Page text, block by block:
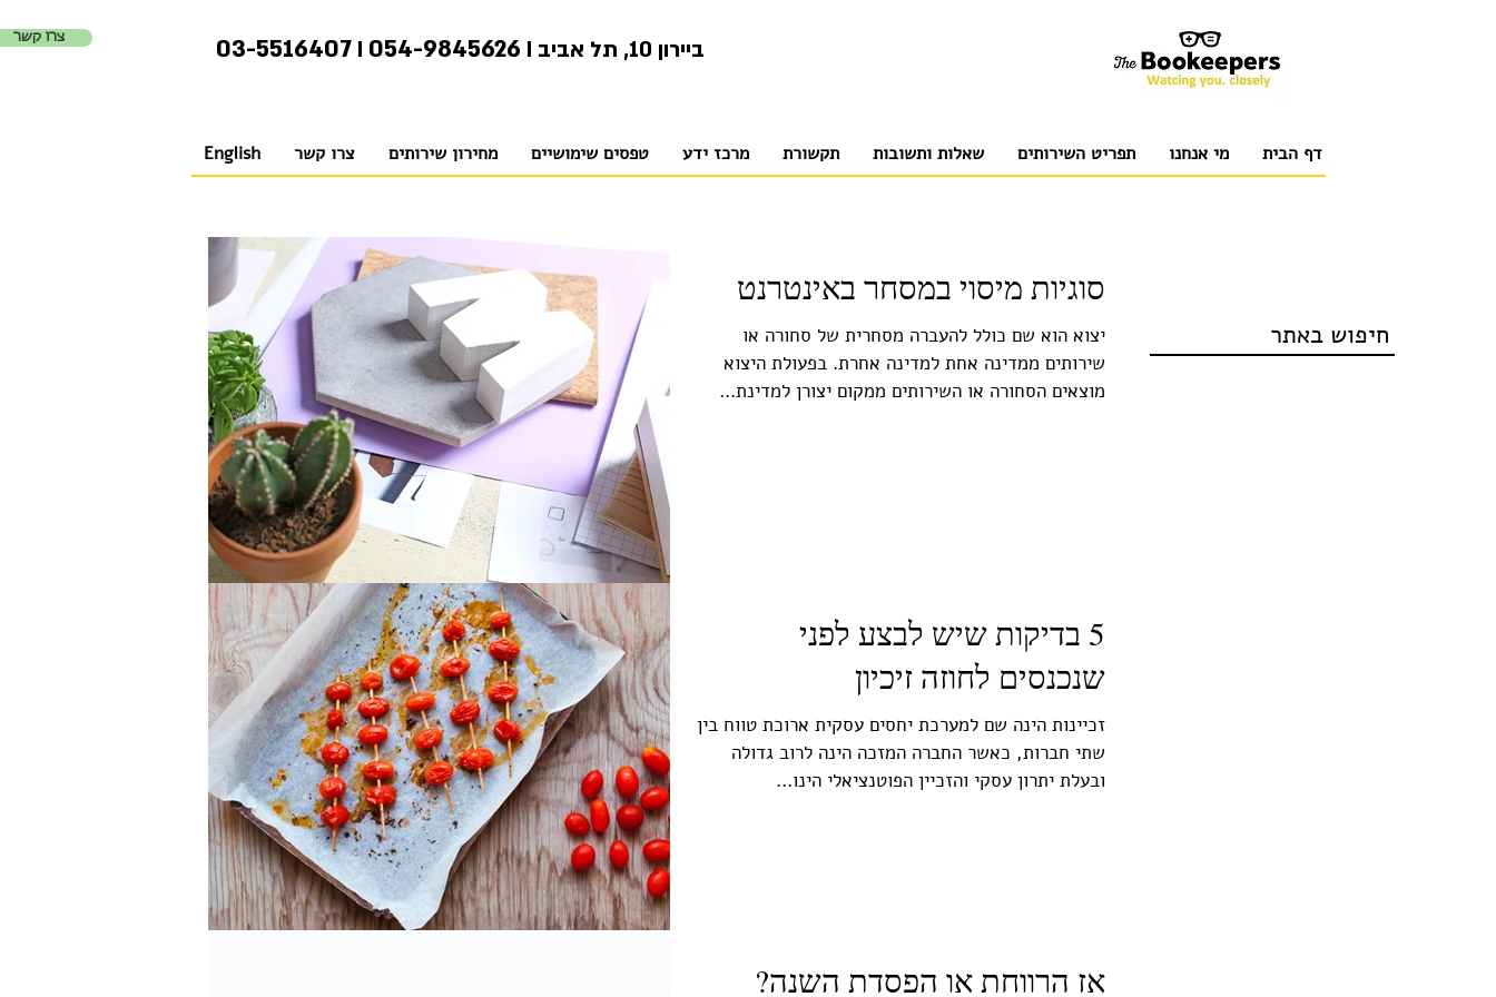
צרו קשר 03-5516407 I 054-9845626 I ביירון 10, תל אביב
English צרו קשר מחירון שירותים טפסים שימושיים מרכז ידע תקשורת שאלות ותשובות תפריט השירותים מי אנחנו דף הבית
סוגיות מיסוי במסחר באינטרנט
יצוא הוא שם כולל להעברה מסחרית של סחורה או
שירותים ממדינה אחת למדינה אחרת. בפעולת היצוא
מוצאים הסחורה או השירותים ממקום יצורן למדינת...
5 בדיקות שיש לבצע לפני
שנכנסים לחוזה זיכיון
זכיינות הינה שם למערכת יחסים עסקית ארוכת טווח בין
שתי חברות, כאשר החברה המזכה הינה לרוב גדולה
ובעלת יתרון עסקי והזכיין הפוטנציאלי הינו...
אז הרווחת או הפסדת השנה?
חיפוש באתר